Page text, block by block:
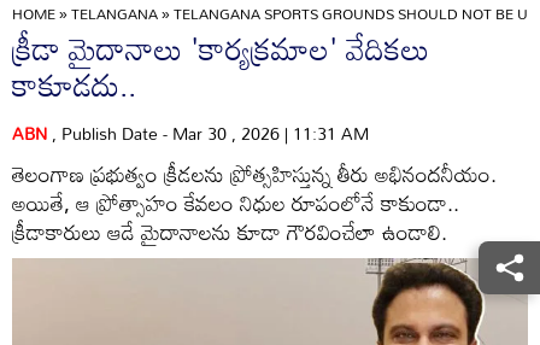
HOME»TELANGANA»TELANGANA SPORTS GROUNDS SHOULD NOT BE
క్రీడా మైదానాలు 'కార్యక్రమాల' వేదికలు
కాకూడదు..
ABN, Publish Date - Mar 30 , 2026 | 11:31 AM
తెలంగాణ ప్రభుత్వం క్రీడలను ప్రోత్సహిస్తున్న తీరు అభినందనీయం.
అయితే, ఆ ప్రోత్సాహం కేవలం నిధుల రూపంలోనే కాకుండా..
క్రీడాకారులు ఆడే మైదానాలను కూడా గౌరవించేలా ఉండాలి.